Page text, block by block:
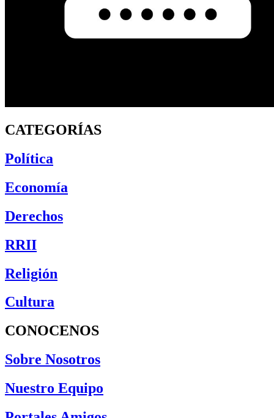
CATEGORÍAS
Política
Economía
Derechos
RRII
Religión
Cultura
CONOCENOS
Sobre Nosotros
Nuestro Equipo